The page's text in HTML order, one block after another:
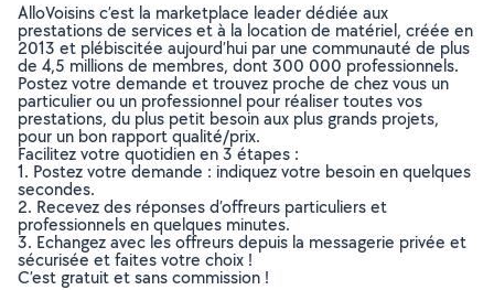
AlloVoisins c’est la marketplace leader dédiée aux
prestations de services et à la location de matériel, créée en
2013 et plébiscitée aujourd’hui par une communauté de plus
de 4,5 millions de membres, dont 300 000 professionnels.
Postez votre demande et trouvez proche de chez vous un
particulier ou un professionnel pour réaliser toutes vos
prestations, du plus petit besoin aux plus grands projets,
pour un bon rapport qualité/prix.
Facilitez votre quotidien en 3 étapes :
1. Postez votre demande : indiquez votre besoin en quelques
secondes.
2. Recevez des réponses d’offreurs particuliers et
professionnels en quelques minutes.
3. Echangez avec les offreurs depuis la messagerie privée et
sécurisée et faites votre choix !
C’est gratuit et sans commission !